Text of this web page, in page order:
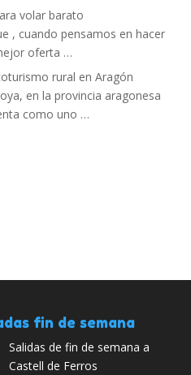
volar barato
, cuando pensamos en hacer
oferta …
rural en Aragón
en la provincia aragonesa
como uno …
fin de semana
Salidas de fin de semana a
Castell de Ferros